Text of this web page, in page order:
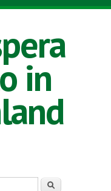
in